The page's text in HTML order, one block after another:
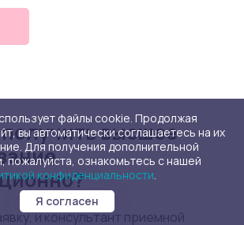
высшее
и консультант приемной
файлы cookie. Продолжая
вы автоматически соглашаетесь на их
Для получения дополнительной
пожалуйста, ознакомьтесь с нашей
конфиденциальности.
Я согласен